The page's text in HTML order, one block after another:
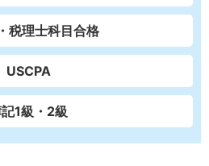
税理士科目合格
USCPA
1級・2級